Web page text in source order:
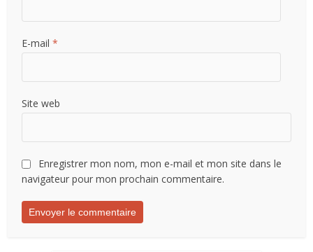
E-mail*
Site web
Enregistrer mon nom, mon e-mail et mon site dans le
navigateur pour mon prochain commentaire.